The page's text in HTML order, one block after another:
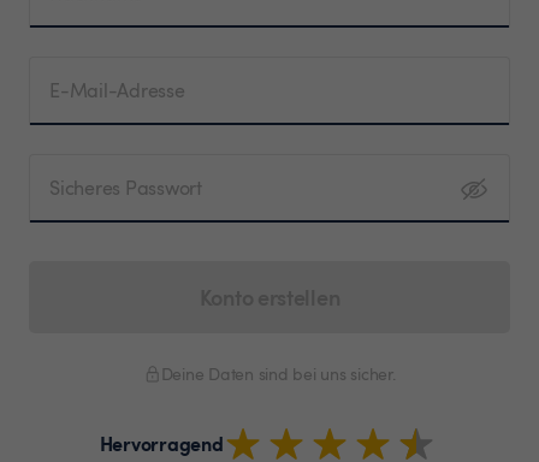
E-Mail-Adresse
Sicheres Passwort
Deine Daten sind bei uns sicher.
Hervorragend